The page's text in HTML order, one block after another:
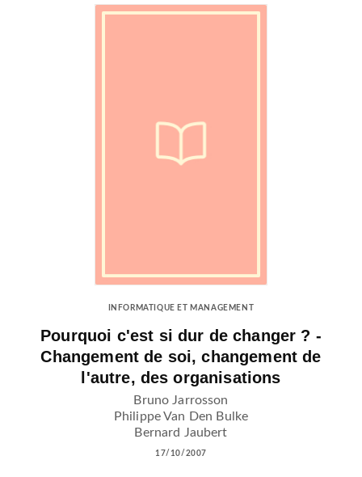
INFORMATIQUE ET MANAGEMENT
Pourquoi c'est si dur de changer ? -
Changement de soi, changement de
l'autre, des organisations
Bruno Jarrosson
Philippe Van Den Bulke
Bernard Jaubert
17/10/2007